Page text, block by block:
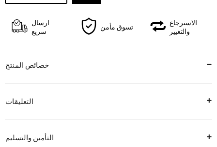
ارسال
سريع
تسوق مأمن
الاسترجاع
والتغيير
خصائص المنتج
التعليقات
التأمين والتسليم